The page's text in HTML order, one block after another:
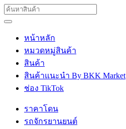
หน้าหลัก
หมวดหมู่สินค้า
สินค้า
สินค้าแนะนำ By BKK Market
ช่อง TikTok
ราคาโดน
รถจักรยานยนต์